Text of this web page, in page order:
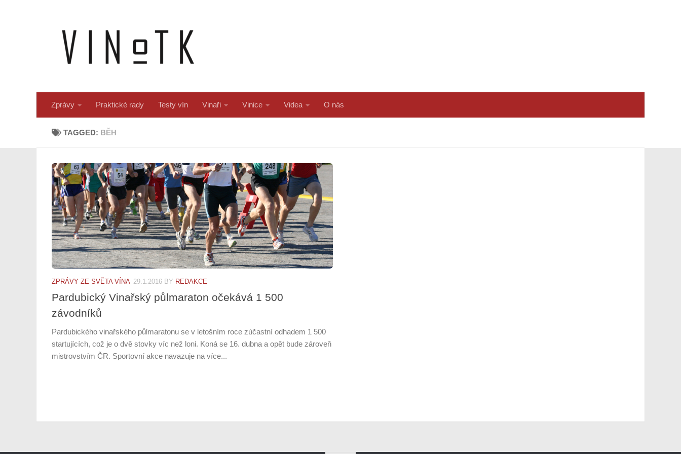
Zprávy Praktické rady Testy vín Vinaři Vinice Videa O nás
TAGGED: BĚH
ZPRÁVY ZE SVĚTA VÍNA 29.1.2016 BY REDAKCE
Pardubický Vinařský půlmaraton očekává 1 500
závodníků
Pardubického vinařského půlmaratonu se v letošním roce zúčastní odhadem 1 500
startujících, což je o dvě stovky víc než loni. Koná se 16. dubna a opět bude zároveň
mistrovstvím ČR. Sportovní akce navazuje na více...